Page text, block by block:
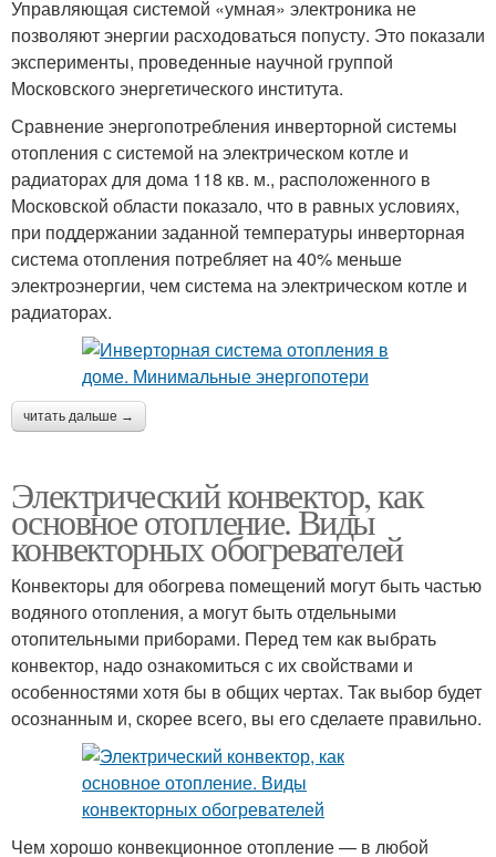
Управляющая системой «умная» электроника не
позволяют энергии расходоваться попусту. Это показали
эксперименты, проведенные научной группой
Московского энергетического института.
Сравнение энергопотребления инверторной системы
отопления с системой на электрическом котле и
радиаторах для дома 118 кв. м., расположенного в
Московской области показало, что в равных условиях,
при поддержании заданной температуры инверторная
система отопления потребляет на 40% меньше
электроэнергии, чем система на электрическом котле и
радиаторах.
читать дальше →
Электрический конвектор, как
основное отопление. Виды
конвекторных обогревателей
Конвекторы для обогрева помещений могут быть частью
водяного отопления, а могут быть отдельными
отопительными приборами. Перед тем как выбрать
конвектор, надо ознакомиться с их свойствами и
особенностями хотя бы в общих чертах. Так выбор будет
осознанным и, скорее всего, вы его сделаете правильно.
Чем хорошо конвекционное отопление — в любой